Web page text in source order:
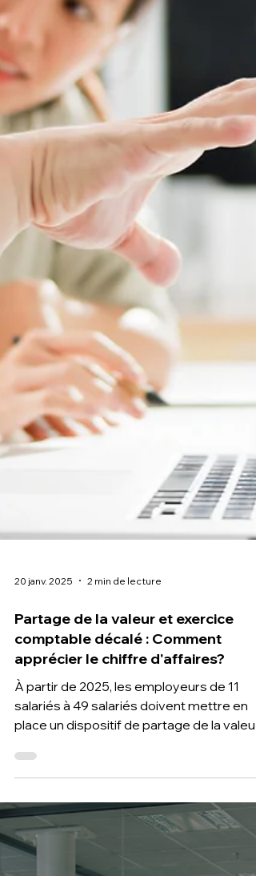
20 janv. 2025 2 min de lecture
Partage de la valeur et exercice
comptable décalé : Comment
apprécier le chiffre d'affaires?
salariés à 49 salariés doivent mettre en
place un dispositif de partage de la valeur
s’ils ont réalis